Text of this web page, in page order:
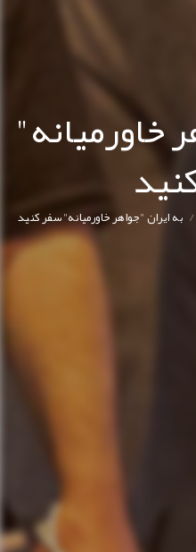
خاورمیانه"
به ایران "جواهر خاورمیانه" سفر کنید